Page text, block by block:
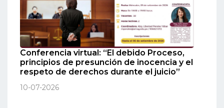
Conferencia virtual: “El debido Proceso,
principios de presunción de inocencia y el
respeto de derechos durante el juicio”
10-07-2026